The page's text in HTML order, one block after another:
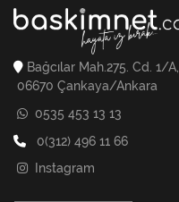
Bağcılar Mah.275. Cd. 1/A,
06670 Çankaya/Ankara
0535 453 13 13
0(312) 496 11 66
Instagram